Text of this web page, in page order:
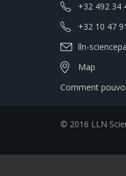
+32 492 34
+32 10 47
lln-
Map
Comment
© 2016 LLN